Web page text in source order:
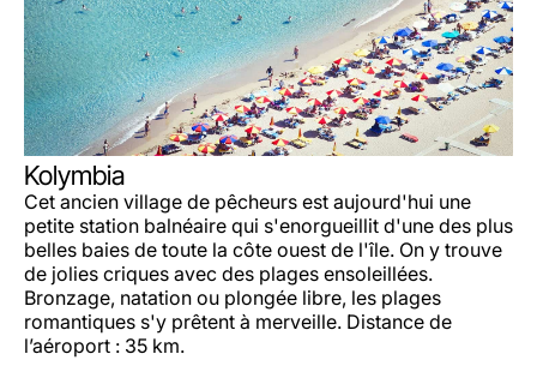
Kolymbia
Cet ancien village de pêcheurs est aujourd'hui une
petite station balnéaire qui s'enorgueillit d'une des plus
belles baies de toute la côte ouest de l'île. On y trouve
de jolies criques avec des plages ensoleillées.
Bronzage, natation ou plongée libre, les plages
romantiques s'y prêtent à merveille. Distance de
l’aéroport : 35 km.